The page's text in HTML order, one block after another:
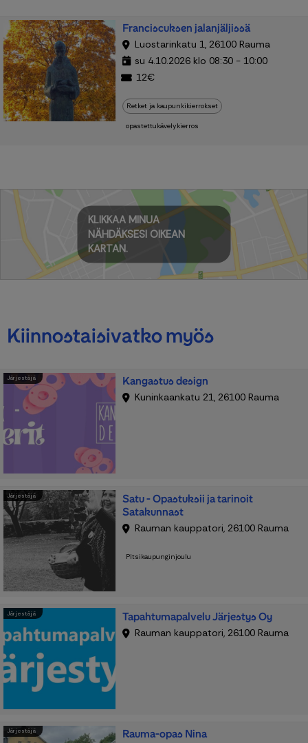
Franciscuksen jalanjäljissä
Luostarinkatu 1, 26100 Rauma
su 4.10.2026 klo 08:30 - 10:00
12€
Retket ja kaupunkikierrokset
opastettukävelykierros
KLIKKAA MINUA
NÄHDÄKSESI OIKEAN
KARTAN.
Kiinnostaisivatko myös
Järjestäjä Kangastus design
Kuninkaankatu 21, 26100 Rauma
Järjestäjä
Satu - Opastuksii ja tarinoit
Satakunnast
Rauman kauppatori, 26100 Rauma
PItsikaupunginjoulu
Järjestäjä Tapahtumapalvelu Järjestys Oy
Rauman kauppatori, 26100 Rauma
Järjestäjä Rauma-opas Nina